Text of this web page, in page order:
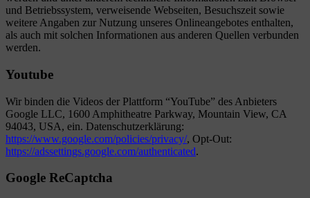
und Betriebssystem, verweisende Webseiten, Besuchszeit sowie
weitere Angaben zur Nutzung unseres Onlineangebotes enthalten,
als auch mit solchen Informationen aus anderen Quellen verbunden
werden.
Youtube
Wir binden die Videos der Plattform “YouTube” des Anbieters
Google LLC, 1600 Amphitheatre Parkway, Mountain View, CA
94043, USA, ein. Datenschutzerklärung:
https://www.google.com/policies/privacy/, Opt-Out:
https://adssettings.google.com/authenticated.
Google ReCaptcha